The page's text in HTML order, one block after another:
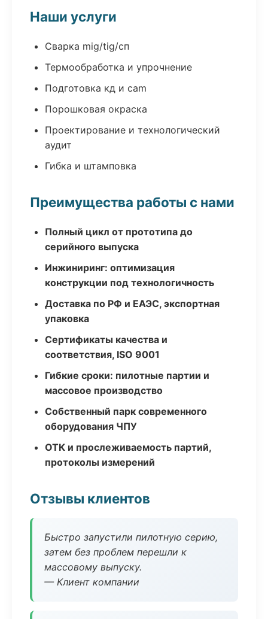
Наши услуги
Сварка mig/tig/сп
Термообработка и упрочнение
Подготовка кд и cam
Порошковая окраска
Проектирование и технологический
аудит
Гибка и штамповка
Преимущества работы с нами
Полный цикл от прототипа до
серийного выпуска
Инжиниринг: оптимизация
конструкции под технологичность
Доставка по РФ и ЕАЭС, экспортная
упаковка
Сертификаты качества и
соответствия, ISO 9001
Гибкие сроки: пилотные партии и
массовое производство
Собственный парк современного
оборудования ЧПУ
ОТК и прослеживаемость партий,
протоколы измерений
Отзывы клиентов
Быстро запустили пилотную серию,
затем без проблем перешли к
массовому выпуску.
— Клиент компании